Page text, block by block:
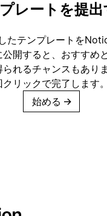
レートを提出
たテンプレートを
公開すると、おすすめ
れるチャンスもあり
クリックで完了します。
始める →